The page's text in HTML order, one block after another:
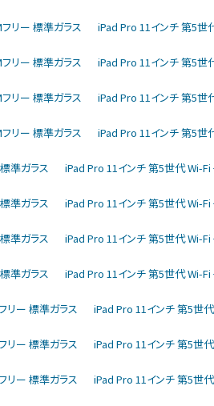
リー 標準ガラス iPad Pro 11インチ 第5世
リー 標準ガラス iPad Pro 11インチ 第5世
リー 標準ガラス iPad Pro 11インチ 第5世
リー 標準ガラス iPad Pro 11インチ 第5世
準ガラス iPad Pro 11インチ 第5世代 Wi-
準ガラス iPad Pro 11インチ 第5世代 Wi-
準ガラス iPad Pro 11インチ 第5世代 Wi-
準ガラス iPad Pro 11インチ 第5世代 Wi-
リー 標準ガラス iPad Pro 11インチ 第5世
リー 標準ガラス iPad Pro 11インチ 第5世
リー 標準ガラス iPad Pro 11インチ 第5世